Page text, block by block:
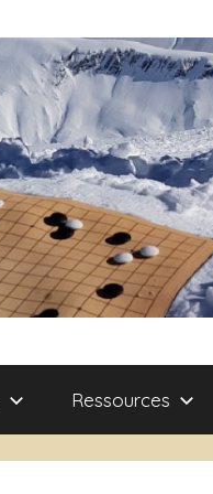
Ressources